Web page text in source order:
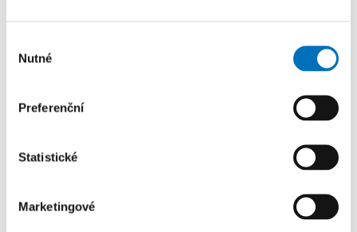
souhlasu
Nutné
Preferenční
Statistické
Marketingové